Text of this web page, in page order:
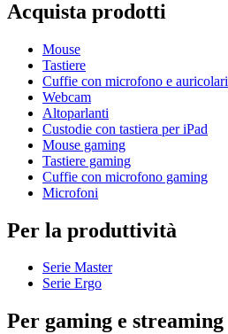
Acquista prodotti
Mouse
Tastiere
Cuffie con microfono e auricolari
Webcam
Altoparlanti
Custodie con tastiera per iPad
Mouse gaming
Tastiere gaming
Cuffie con microfono gaming
Microfoni
Per la produttività
Serie Master
Serie Ergo
Per gaming e streaming